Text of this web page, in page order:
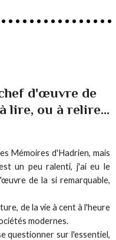
d'œuvre de
lire, ou à relire...
Mémoires d'Hadrien, mais
un peu ralenti, j'ai eu le
de la si remarquable,
de la vie à cent à l'heure
modernes.
questionner sur l'essentiel,